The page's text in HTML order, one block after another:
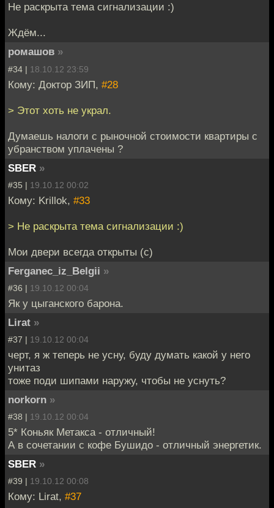
Не раскрыта тема сигнализации :)
Ждём...
ромашов »
#34 | 18.10.12 23:59
Кому: Доктор ЗИП, #28
> Этот хоть не украл.
Думаешь налоги с рыночной стоимости квартиры с
убранством уплачены ?
SBER »
#35 | 19.10.12 00:02
Кому: Krillok, #33
> Не раскрыта тема сигнализации :)
Мои двери всегда открыты (с)
Ferganec_iz_Belgii »
#36 | 19.10.12 00:04
Як у цыганского барона.
Lirat »
#37 | 19.10.12 00:04
черт, я ж теперь не усну, буду думать какой у него
унитаз
тоже поди шипами наружу, чтобы не уснуть?
norkorn »
#38 | 19.10.12 00:04
5* Коньяк Метакса - отличный!
А в сочетании с кофе Бушидо - отличный энергетик.
SBER »
#39 | 19.10.12 00:08
Кому: Lirat, #37